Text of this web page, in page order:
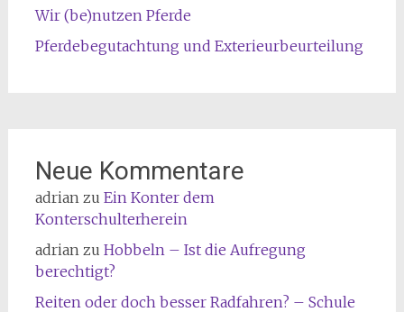
Wir (be)nutzen Pferde
Pferdebegutachtung und Exterieurbeurteilung
Neue Kommentare
adrian zu Ein Konter dem
Konterschulterherein
adrian zu Hobbeln – Ist die Aufregung
berechtigt?
Reiten oder doch besser Radfahren? – Schule